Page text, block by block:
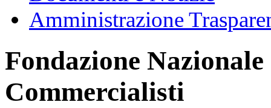
Amministrazione
Fondazione
Commercialisti